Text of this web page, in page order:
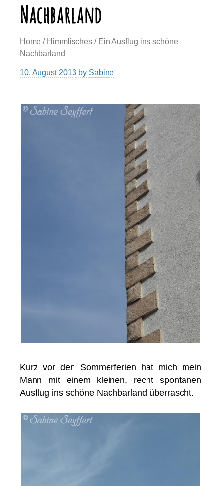
Nachbarland
Home / Himmlisches / Ein Ausflug ins schöne
Nachbarland
10. August 2013 by Sabine
Kurz vor den Sommerferien hat mich mein
Mann mit einem kleinen, recht spontanen
Ausflug ins schöne Nachbarland überrascht.